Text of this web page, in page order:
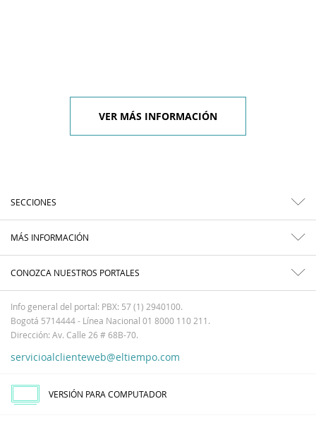
VER MÁS INFORMACIÓN
SECCIONES
MÁS INFORMACIÓN
CONOZCA NUESTROS PORTALES
Info general del portal: PBX: 57 (1) 2940100.
Bogotá 5714444 - Línea Nacional 01 8000 110 211.
Dirección: Av. Calle 26 # 68B-70.
servicioalclienteweb@eltiempo.com
VERSIÓN PARA COMPUTADOR